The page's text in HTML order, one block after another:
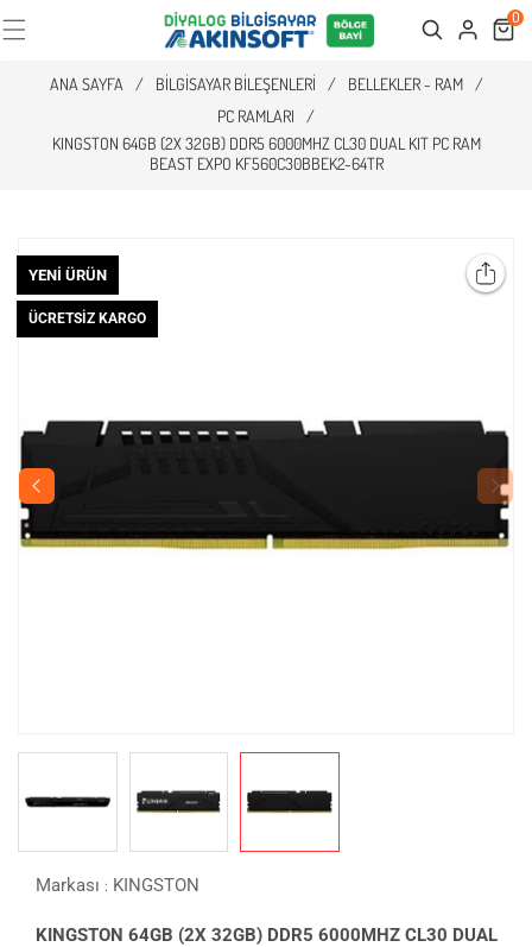
Search Cart
0
ANA SAYFA / BILGISAYAR BILEŞENLERI / BELLEKLER - RAM
/
PC RAMLARI
/
KINGSTON 64GB (2X 32GB) DDR5 6000MHZ CL30 DUAL KIT PC RAM
BEAST EXPO KF560C30BBEK2-64TR
YENI ÜRÜN
ÜCRETSIZ KARGO
Markası : KINGSTON
KINGSTON 64GB (2X 32GB) DDR5 6000MHZ CL30 DUAL